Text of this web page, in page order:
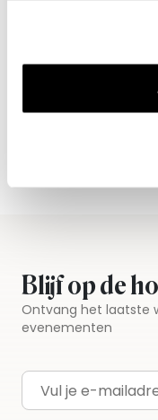
Alle
Vandaag voor
Gratis
Blijf op de
Ontvang het laatste
evenementen
E-mailadres